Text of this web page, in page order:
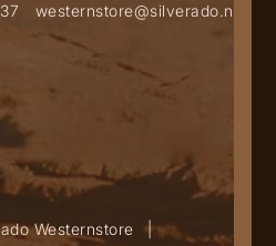
westernstore@silverado.nl
Westernstore
|